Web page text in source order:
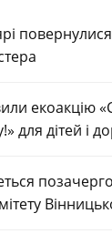
екоакцію
для дітей і